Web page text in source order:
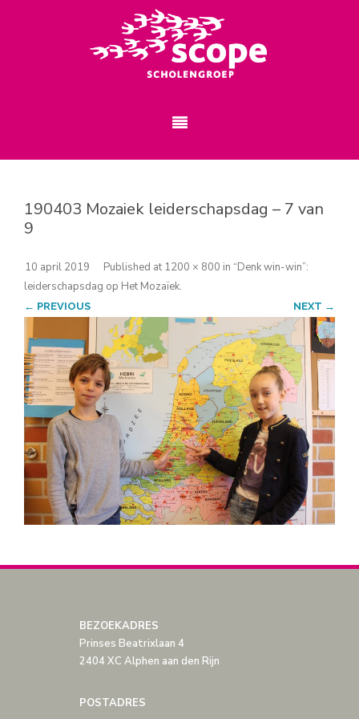
190403 Mozaiek leiderschapsdag – 7 van
9
Published
10 april 2019 at 1200 × 800 in “Denk win-win”:
leiderschapsdag op Het Mozaïek.
← PREVIOUS NEXT →
BEZOEKADRES
Prinses Beatrixlaan 4
2404 XC Alphen aan den Rijn
POSTADRES